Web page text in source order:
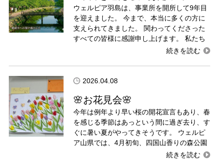
ウェルピア羽島は、事業所を開所して9年目
を迎えました。 今まで、本当に多くの方に
支えられてきました。 関わってくださった
すべての皆様に感謝申し上げます。 私たち
2026.04.08
🌸お花見会🌸
今年は例年より早い桜の開花宣言もあり、春
を感じる季節はあっという間に過ぎ去り、す
ぐに暑い夏がやってきそうです。 ウェルピ
ア山県では、4月初旬、四国山香りの森公園